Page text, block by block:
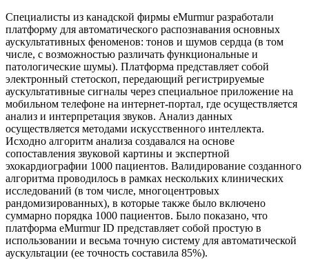
Специалисты из канадской фирмы eMurmur разработали
платформу для автоматического распознавания основных
аускультативных феноменов: тонов и шумов сердца (в том
числе, с возможностью различать функциональные и
патологические шумы). Платформа представляет собой
электронный стетоскоп, передающий регистрируемые
аускультативные сигналы через специальное приложение на
мобильном телефоне на интернет-портал, где осуществляется
анализ и интерпретация звуков. Анализ данных
осуществляется методами искусственного интеллекта.
Исходно алгоритм анализа создавался на основе
сопоставления звуковой картины и экспертной
эхокардиографии 1000 пациентов. Валидирование созданного
алгоритма проводилось в рамках нескольких клинических
исследований (в том числе, многоцентровых
рандомизированных), в которые также было включено
суммарно порядка 1000 пациентов. Было показано, что
платформа eMurmur ID представляет собой простую в
использовании и весьма точную систему для автоматической
аускультации (ее точность составила 85%).